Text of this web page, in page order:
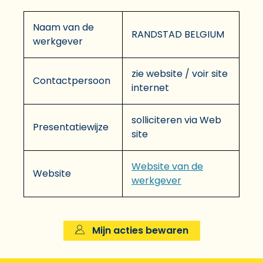
Naam van de
werkgever
RANDSTAD BELGIUM
Contactpersoon
zie website / voir site
internet
Presentatiewijze
solliciteren via Web
site
Website
Website van de
werkgever
Mijn acties bewaren